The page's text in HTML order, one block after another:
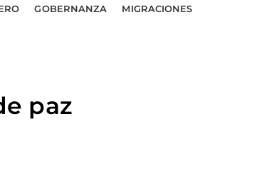
GOBERNANZA MIGRACIONES
paz